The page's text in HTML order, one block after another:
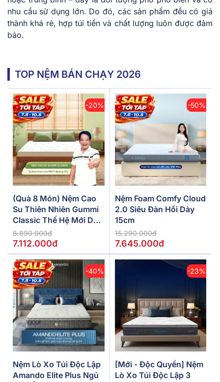
nhu cầu sử dụng lớn. Do đó, các sản phẩm đều có giá
thành khá rẻ, hợp túi tiền và chất lượng luôn được đảm
bảo.
TOP NỆM BÁN CHẠY 2026
-20%
(Quà 8 Món) Nệm Cao
Su Thiên Nhiên Gummi
Classic Thế Hệ Mới Dày
5/10/15cm
8.890.000đ
7.112.000đ
-50%
Nệm Foam Comfy Cloud
2.0 Siêu Đàn Hồi Dày
15cm
15.290.000đ
7.645.000đ
-40%
Nệm Lò Xo Túi Độc Lập
Amando Elite Plus Ngủ
-23%
[Mới - Độc Quyền] Nệm
Lò Xo Túi Độc Lập 3